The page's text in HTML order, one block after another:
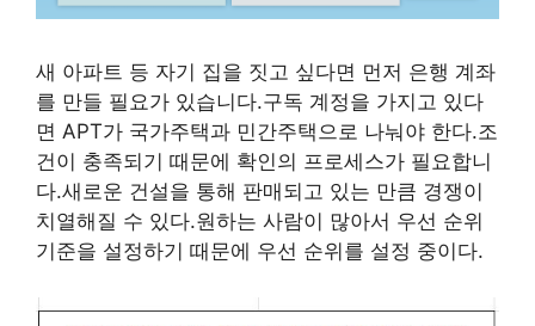
새 아파트 등 자기 집을 짓고 싶다면 먼저 은행 계좌
를 만들 필요가 있습니다.구독 계정을 가지고 있다
면 APT가 국가주택과 민간주택으로 나눠야 한다.조
건이 충족되기 때문에 확인의 프로세스가 필요합니
다.새로운 건설을 통해 판매되고 있는 만큼 경쟁이
치열해질 수 있다.원하는 사람이 많아서 우선 순위
기준을 설정하기 때문에 우선 순위를 설정 중이다.